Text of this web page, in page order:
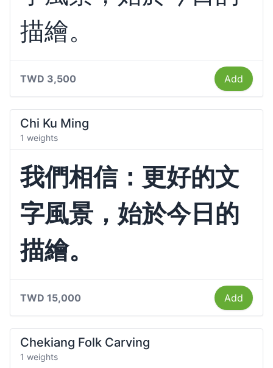
描繪。
TWD 3,500 Add
Chi Ku Ming
1 weights
我們相信：更好的文
字風景，始於今日的
描繪。
TWD 15,000 Add
Chekiang Folk Carving
1 weights